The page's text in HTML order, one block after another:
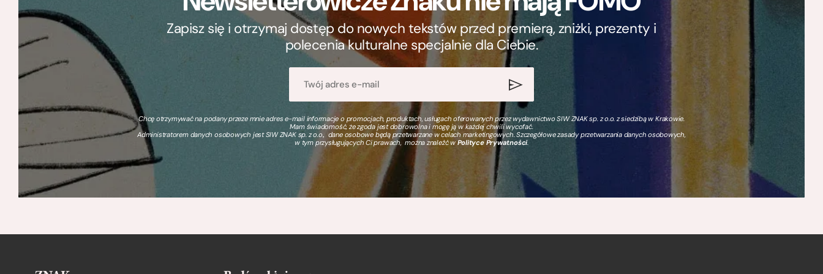
Zapisz się i otrzymaj dostęp do nowych tekstów przed premierą, zniżki, prezenty i
polecenia kulturalne specjalnie dla Ciebie.
Chcę otrzymywać na podany przeze mnie adres e-mail informacje o promocjach, produktach, usługach oferowanych przez wydawnictwo SIW ZNAK sp. z o.o. z siedzibą w Krakowie.
Mam świadomość, że zgoda jest dobrowolna i mogę ją w każdej chwili wycofać.
Administratorem danych osobowych jest SIW ZNAK sp. z o.o., dane osobowe będą przetwarzane w celach marketingowych. Szczegółowe zasady przetwarzania danych osobowych,
w tym przysługujących Ci prawach, można znaleźć wPolityce Prywatności.